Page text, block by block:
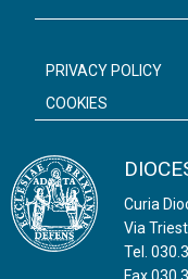
Curia
Via
Tel.
Fax
PRIVACY POLICY
COOKIES